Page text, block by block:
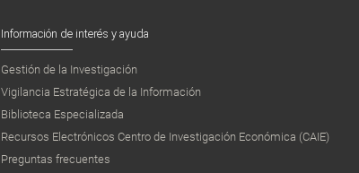
Información de interés y ayuda
Gestión de la Investigación
Vigilancia Estratégica de la Información
Biblioteca Especializada
Recursos Electrónicos Centro de Investigación Económica (CAIE)
Preguntas frecuentes